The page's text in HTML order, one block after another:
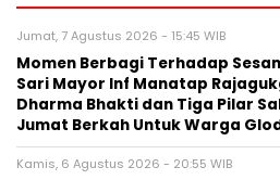
Jumat, 7 Agustus 2026 - 15:45 WIB
Momen Berbagi Terhadap
Sari Mayor Inf Manatap
Dharma Bhakti dan Tiga Pilar
Jumat Berkah Untuk Warga
Kamis, 6 Agustus 2026 - 20:55 WIB